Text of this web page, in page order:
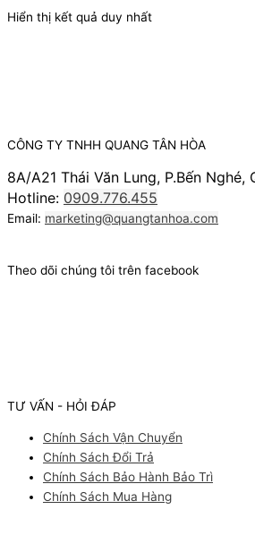
Hiển thị kết quả duy nhất
CÔNG TY TNHH QUANG TÂN HÒA
8A/A21 Thái Văn Lung, P.Bến Nghé,
Hotline: 0909.776.455
Email: marketing@quangtanhoa.com
Theo dõi chúng tôi trên facebook
TƯ VẤN - HỎI ĐÁP
Chính Sách Vận Chuyển
Chính Sách Đổi Trả
Chính Sách Bảo Hành Bảo Trì
Chính Sách Mua Hàng